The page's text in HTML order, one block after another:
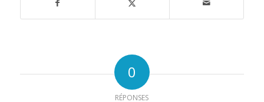
0
RÉPONSES